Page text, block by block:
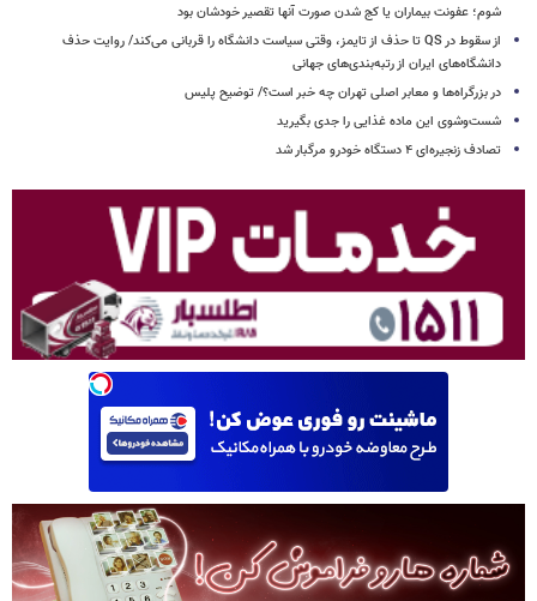
شوم؛ عفونت بیماران یا کج شدن صورت آنها تقصیر خودشان بود
از سقوط در QS تا حذف از تایمز، وقتی سیاست دانشگاه را قربانی می‌کند/ روایت حذف
دانشگاه‌های ایران از رتبه‌بندی‌های جهانی
در بزرگراه‌ها و معابر اصلی تهران چه خبر است؟/ توضیح پلیس
شست‌وشوی این ماده غذایی را جدی بگیرید
تصادف زنجیره‌ای ۴ دستگاه خودرو مرگبار شد